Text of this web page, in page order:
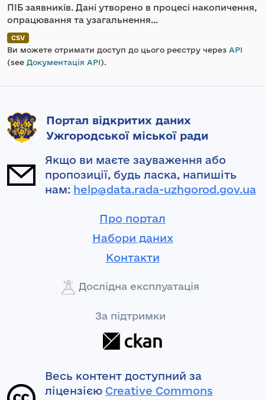
ПІБ заявників. Дані утворено в процесі накопичення,
опрацювання та узагальнення...
CSV
Ви можете отримати доступ до цього реєстру через API
(see Документація API).
Портал відкритих даних
Ужгородської міської ради
Якщо ви маєте зауваження або
пропозиції, будь ласка, напишіть
нам: help@data.rada-uzhgorod.gov.ua
Про портал
Набори даних
Контакти
Дослідна експлуатація
За підтримки
Весь контент доступний за
ліцензією Creative Commons